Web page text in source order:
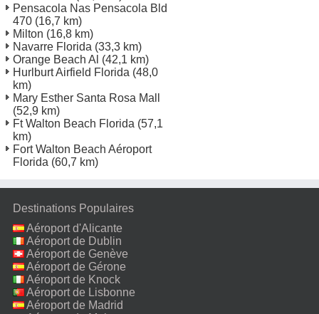
Pensacola Nas Pensacola Bld
470 (16,7 km)
Milton (16,8 km)
Navarre Florida (33,3 km)
Orange Beach Al (42,1 km)
Hurlburt Airfield Florida (48,0
km)
Mary Esther Santa Rosa Mall
(52,9 km)
Ft Walton Beach Florida (57,1
km)
Fort Walton Beach Aéroport
Florida (60,7 km)
Destinations Populaires
Aéroport d'Alicante
Aéroport de Dublin
Aéroport de Genève
Aéroport de Gérone
Aéroport de Knock
Aéroport de Lisbonne
Aéroport de Madrid